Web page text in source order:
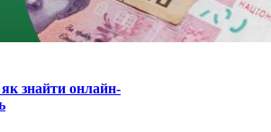
як знайти онлайн-